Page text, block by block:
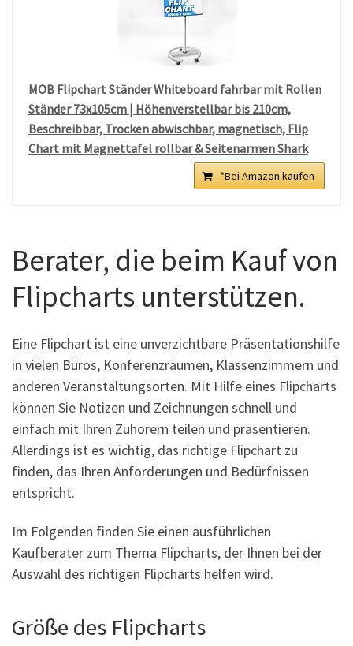
MOB Flipchart Ständer Whiteboard fahrbar mit Rollen
Ständer 73x105cm | Höhenverstellbar bis 210cm,
Beschreibbar, Trocken abwischbar, magnetisch, Flip
Chart mit Magnettafel rollbar & Seitenarmen Shark
*Bei Amazon kaufen
Berater, die beim Kauf von
Flipcharts unterstützen.
Eine Flipchart ist eine unverzichtbare Präsentationshilfe
in vielen Büros, Konferenzräumen, Klassenzimmern und
anderen Veranstaltungsorten. Mit Hilfe eines Flipcharts
können Sie Notizen und Zeichnungen schnell und
einfach mit Ihren Zuhörern teilen und präsentieren.
Allerdings ist es wichtig, das richtige Flipchart zu
finden, das Ihren Anforderungen und Bedürfnissen
entspricht.
Im Folgenden finden Sie einen ausführlichen
Kaufberater zum Thema Flipcharts, der Ihnen bei der
Auswahl des richtigen Flipcharts helfen wird.
Größe des Flipcharts